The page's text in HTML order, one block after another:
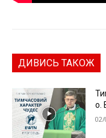
ДИВИСЬ ТАКОЖ
о.